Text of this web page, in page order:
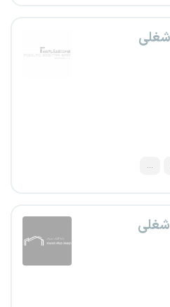
...